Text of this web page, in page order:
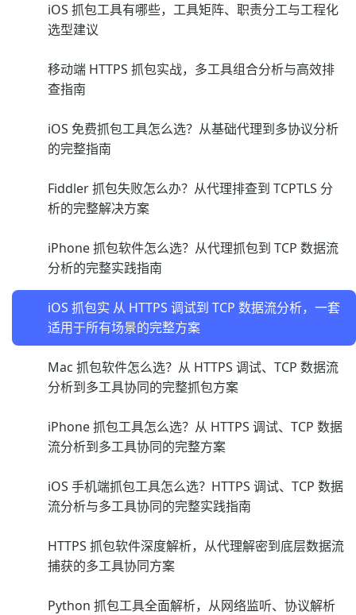
iOS 抓包工具有哪些，工具矩阵、职责分工与工程化
选型建议
移动端 HTTPS 抓包实战，多工具组合分析与高效排
查指南
iOS 免费抓包工具怎么选？从基础代理到多协议分析
的完整指南
Fiddler 抓包失败怎么办？从代理排查到 TCPTLS 分
析的完整解决方案
iPhone 抓包软件怎么选？从代理抓包到 TCP 数据流
分析的完整实践指南
iOS 抓包实 从 HTTPS 调试到 TCP 数据流分析，一套
适用于所有场景的完整方案
Mac 抓包软件怎么选？从 HTTPS 调试、TCP 数据流
分析到多工具协同的完整抓包方案
iPhone 抓包工具怎么选？从 HTTPS 调试、TCP 数据
流分析到多工具协同的完整方案
iOS 手机端抓包工具怎么选？HTTPS 调试、TCP 数据
流分析与多工具协同的完整实践指南
HTTPS 抓包软件深度解析，从代理解密到底层数据流
捕获的多工具协同方案
Python 抓包工具全面解析，从网络监听、协议解析